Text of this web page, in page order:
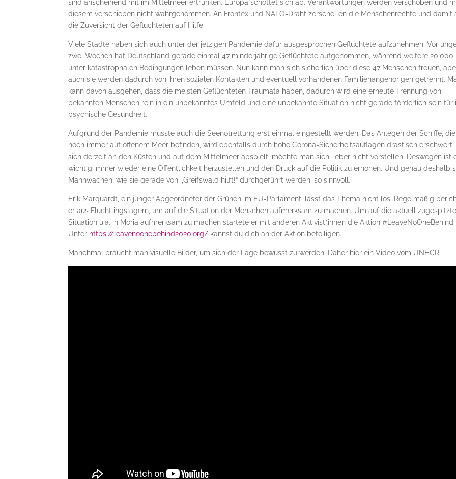
sind anscheinend mit im Mittelmeer ertrunken. Europa schottet sich ab. Verantwortungen werden verschoben und
diesem verschieben nicht wahrgenommen. An Frontex und NATO-Draht zerschellen die Menschenrechte und damit
die Zuversicht der Geflüchteten auf Hilfe.
Viele Städte haben sich auch unter der jetzigen Pandemie dafür ausgesprochen Geflüchtete aufzunehmen. Vor
zwei Wochen hat Deutschland gerade einmal 47 minderjährige Geflüchtete aufgenommen, während weitere 20.000
unter katastrophalen Bedingungen leben müssen. Nun kann man sich sicherlich über diese 47 Menschen freuen,
auch sie werden dadurch von ihren sozialen Kontakten und eventuell vorhandenen Familienangehörigen getrennt.
kann davon ausgehen, dass die meisten Geflüchteten Traumata haben, dadurch wird eine erneute Trennung von
bekannten Menschen rein in ein unbekanntes Umfeld und eine unbekannte Situation nicht gerade förderlich sein für
psychische Gesundheit.
Aufgrund der Pandemie musste auch die Seenotrettung erst einmal eingestellt werden. Das Anlegen der Schiffe,
noch immer auf offenem Meer befinden, wird ebenfalls durch hohe Corona-Sicherheitsauflagen drastisch erschwert.
sich derzeit an den Küsten und auf dem Mittelmeer abspielt, möchte man sich lieber nicht vorstellen. Deswegen ist
wichtig immer wieder eine Öffentlichkeit herzustellen und den Druck auf die Politik zu erhöhen. Und genau deshalb
Mahnwachen, wie sie gerade von ,,Greifswald hilft!“ durchgeführt werden, so sinnvoll.
Erik Marquardt, ein junger Abgeordneter der Grünen im EU-Parlament, lässt das Thema nicht los. Regelmäßig
er aus Flüchtlingslagern, um auf die Situation der Menschen aufmerksam zu machen. Um auf die aktuell zugespitzte
Situation u.a. in Moria aufmerksam zu machen startete er mit anderen Aktivist*innen die Aktion #LeaveNoOneBehind.
Unter https://leavenoonebehind2020.org/ kannst du dich an der Aktion beteiligen.
Manchmal braucht man visuelle Bilder, um sich der Lage bewusst zu werden. Daher hier ein Video vom UNHCR: